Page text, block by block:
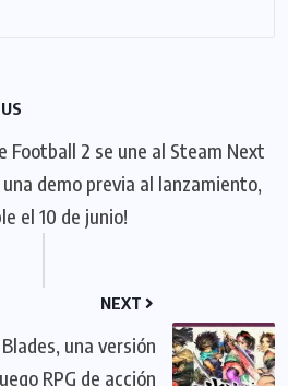
Football 2 se une al Steam Next
demo previa al lanzamiento,
el 10 de junio!
NEXT
una versión
RPG de acción